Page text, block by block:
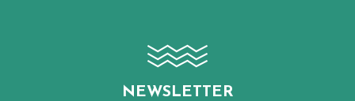
NEWSLETTER